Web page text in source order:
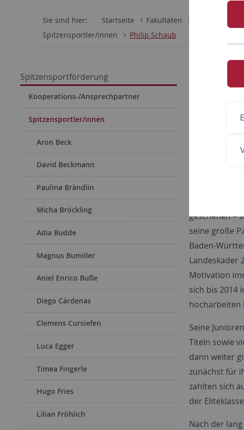
Sie sind hier: Startseite Fakultäten Wirtschafts-
Spitzensportler/innen
Philip Schaub
Spitzensportförderung
Kooperations-/Ansprechpartner
Spitzensportler/innen
Aron Beck
David Beckmann
Paulina Brändlin
Micha Bröckling
Adia Budde
Magnus Bumiller
Aniel Enrico Buße
Diego Cárdenas
Clemens Cursiefen
Luca Egger
Timea Fingerle
Hugo Fries
Lilian Fröhlich
Schaub das
einer
geschehen –
seine große
Baden-
Landeskader
Motivation
sich bis 2014
hocharbeiten
Seine
Titeln sowie
dann weiter
zunächst für
zahlten sich
der
Nach der